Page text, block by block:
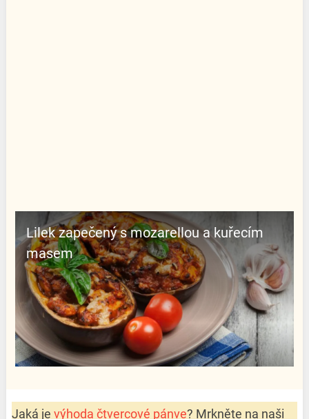
Lilek zapečený s mozarellou a kuřecím
masem
Jaká je výhoda čtvercové pánve? Mrkněte na naši